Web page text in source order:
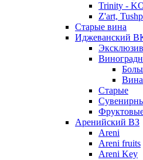
Trinity -
Z'art,
Старые вина
Иджеванский
Старые
Аренийский ВЗ
Areni
Areni fruits
Areni Key